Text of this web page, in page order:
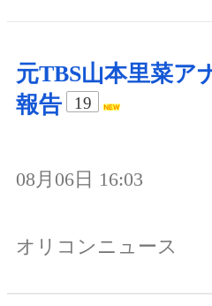
元TBS山本里菜ア
報告
19
08月06日 16:03
オリコンニュース